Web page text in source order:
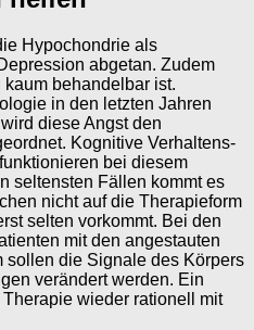
Hypochondrie als
abgetan. Zudem
behandelbar ist.
in den letzten Jahren
diese Angst den
Kognitive Verhaltens-
bei diesem
seltensten Fällen kommt es
nicht auf die Therapieform
selten vorkommt. Bei den
mit den angestauten
sollen die Signale des Körpers
verändert werden. Ein
wieder rationell mit